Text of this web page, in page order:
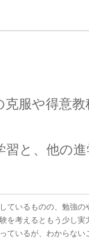
服や得意
習と、他の
ているものの、勉強の
を考えるともう少し実
ているが、わからない